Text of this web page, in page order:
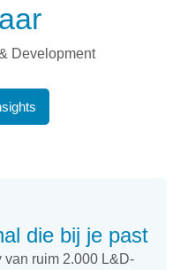
Development
die bij je past
van ruim 2.000 L&D-